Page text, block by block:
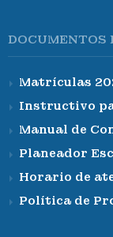
DOCUMENTOS
Matrículas
Instructivo
Manual de
Planeador
Horario de
Política de